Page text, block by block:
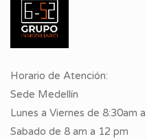
Horario de Atención:
Sede Medellín
Lunes a Viernes de 8:30am
Sabado de 8 am a 12 pm